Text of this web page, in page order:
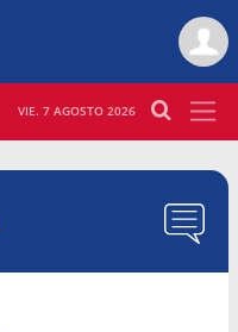
VIE. 7 AGOSTO 2026